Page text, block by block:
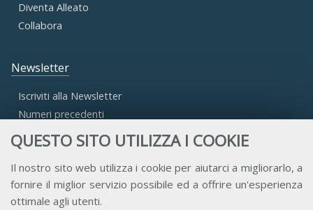
QUESTO SITO UTILIZZA I COOKIE
Il nostro sito web utilizza i cookie per aiutarci a migliorarlo, a
fornire il miglior servizio possibile ed a offrire un'esperienza
ottimale agli utenti.
Diventa Alleato
Collabora
Newsletter
Iscriviti alla Newsletter
Numeri precedenti
Accesso Aderenti
Accesso Consulta